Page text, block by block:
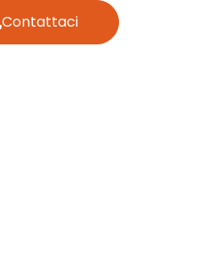
Contattaci